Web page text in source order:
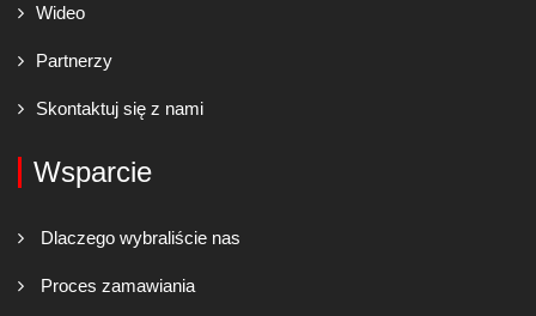
Wideo
Partnerzy
Skontaktuj się z nami
Wsparcie
Dlaczego wybraliście nas
Proces zamawiania